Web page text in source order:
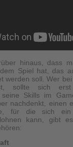
hinaus, dass
Spiel hat, das
werden soll. Wer
sollte sich erst
seine Skills im
nachdenkt, einen
für die sich ein
lohnen kann, gibt